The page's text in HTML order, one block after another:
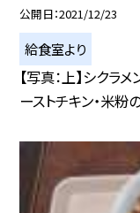
公開日 2021/12/23
給食室より
【写真：上】シクラ
ーストチキン・米粉